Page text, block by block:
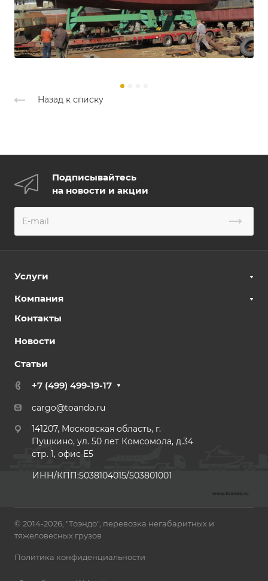
Назад к списку
Подписывайтесь
на новости и акции
Услуги
Компания
Контакты
Новости
Статьи
+7 (499) 499-19-17
cargo@toando.ru
141207, Московская область, г.
Пушкино, ул. 50 лет Комсомола, д.34
стр. 1, офис E5
ИНН/КПП:5038104015/503801001
© 2014-2026, "Тоэндо", перевозка негабаритных и
тяжеловесных грузов
Политика конфиденциальности